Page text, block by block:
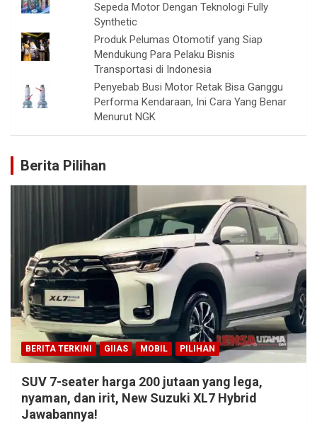
Sepeda Motor Dengan Teknologi Fully
Synthetic
Produk Pelumas Otomotif yang Siap
Mendukung Para Pelaku Bisnis
Transportasi di Indonesia
Penyebab Busi Motor Retak Bisa Ganggu
Performa Kendaraan, Ini Cara Yang Benar
Menurut NGK
Berita Pilihan
BERITA TERKINI GIIAS MOBIL PILIHAN
SUV 7-seater harga 200 jutaan yang lega,
nyaman, dan irit, New Suzuki XL7 Hybrid
Jawabannya!